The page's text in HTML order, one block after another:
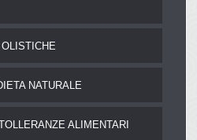
NATURALE
ALIMENTARI